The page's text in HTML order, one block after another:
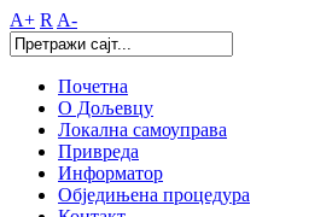
A+ R A-
Почетна
О Дољевцу
Локална самоуправа
Привреда
Информатор
Обједињена процедура